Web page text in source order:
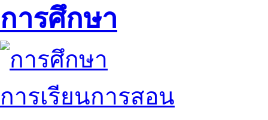
การศึกษา
การเรียนการสอน